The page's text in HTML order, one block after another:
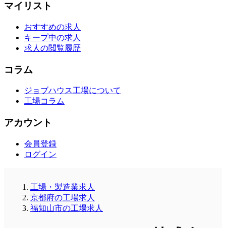
マイリスト
おすすめの求人
キープ中の求人
求人の閲覧履歴
コラム
ジョブハウス工場について
工場コラム
アカウント
会員登録
ログイン
工場・製造業求人
京都府の工場求人
福知山市の工場求人